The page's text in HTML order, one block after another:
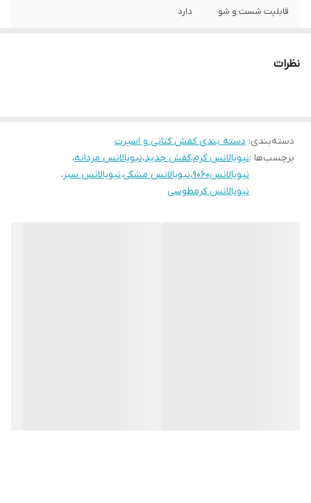
قابلیت شست و شو دارد
موارد استفاده روزمره/پیاده روی/باشگاه
میزان راحتی پا عالی
نظرات
دسته‌بندی: دسته بندی کفش کتانی و اسپرت
برچسب‌ها :نیوبالانس کرم،کفش جدید،نیوبالانس مردانه،
نیوبالانس9060
،نیوبالانس مشکی،نیوبالانس سبز،
نیوبالانس کرمطوسی